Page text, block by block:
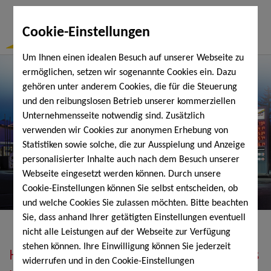
Cookie-Einstellungen
Um Ihnen einen idealen Besuch auf unserer Webseite zu
ermöglichen, setzen wir sogenannte Cookies ein. Dazu
gehören unter anderem Cookies, die für die Steuerung
und den reibungslosen Betrieb unserer kommerziellen
Unternehmensseite notwendig sind. Zusätzlich
verwenden wir Cookies zur anonymen Erhebung von
Statistiken sowie solche, die zur Ausspielung und Anzeige
personalisierter Inhalte auch nach dem Besuch unserer
Webseite eingesetzt werden können. Durch unsere
Cookie-Einstellungen können Sie selbst entscheiden, ob
und welche Cookies Sie zulassen möchten. Bitte beachten
Sie, dass anhand Ihrer getätigten Einstellungen eventuell
nicht alle Leistungen auf der Webseite zur Verfügung
stehen können. Ihre Einwilligung können Sie jederzeit
widerrufen und in den Cookie-Einstellungen
Heizöl, Diesel, Schmierstoffe, Holzpellets